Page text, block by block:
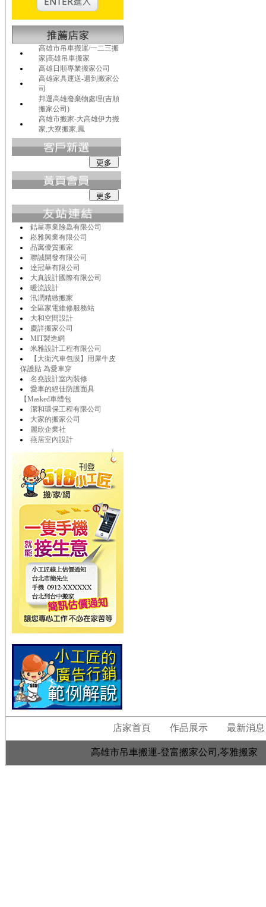
高雄市吊車搬運/一二三搬
家|高雄吊車搬家
高雄日順專業搬家公司
高雄家具運送-週到搬家公
司
邦運高雄廢棄物處理(吉順
搬家公司)
高雄市搬家-大高雄伊力搬
家,大寮搬家,鳳
銡星專業除蟲有限公司
崧雅興業有限公司
品寓優質搬家
聯誠開發有限公司
達冠華有限公司
大真設計國際有限公司
暖流設計
汛潤精緻搬家
全區家電維修服務站
大和空間設計
慶詳搬家公司
MIT製造網
米雅設計工程有限公司
【大衛汽車包膜】用犀牛皮
保護貼 為愛車穿
名堯設計室內裝修
愛車的絕佳防護面具
【Masked車體包
潔和環保工程有限公司
大家的搬家公司
麗欣企業社
燕居室內設計
店家首頁 作品展示 最新消息
高雄市吊車搬運-登富搬家公司,苓雅搬家